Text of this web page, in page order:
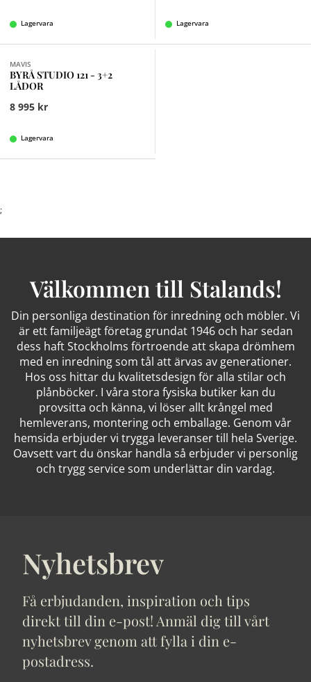
Lagervara Lagervara
MAVIS
BYRÅ STUDIO 121 - 3+2
LÅDOR
8 995 kr
Lagervara
;
Välkommen till Stalands!
Din personliga destination för inredning och möbler. Vi
är ett familjeägt företag grundat 1946 och har sedan
dess haft Stockholms förtroende att skapa drömhem
med en inredning som tål att ärvas av generationer.
Hos oss hittar du kvalitetsdesign för alla stilar och
plånböcker. I våra stora fysiska butiker kan du
provsitta och känna, vi löser allt krångel med
hemleverans, montering och emballage. Genom vår
hemsida erbjuder vi trygga leveranser till hela Sverige.
Oavsett vart du önskar handla så erbjuder vi personlig
och trygg service som underlättar din vardag.
Nyhetsbrev
Få erbjudanden, inspiration och tips
direkt till din e-post! Anmäl dig till vårt
nyhetsbrev genom att fylla i din e-
postadress.